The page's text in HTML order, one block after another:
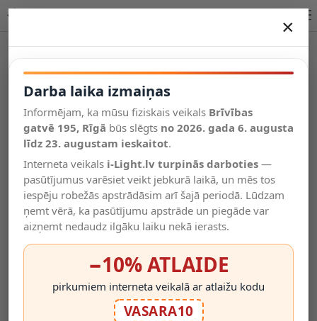
Salīdzināt
Vēlmju
saraksts
Valodas
×
Darba laika izmaiņas
Informējam, ka mūsu fiziskais veikals Brīvības
gatvē 195, Rīgā būs slēgts no 2026. gada 6. augusta
līdz 23. augustam ieskaitot.
Interneta veikals i-Light.lv turpinās darboties —
pasūtījumus varēsiet veikt jebkurā laikā, un mēs tos
iespēju robežās apstrādāsim arī šajā periodā. Lūdzam
ņemt vērā, ka pasūtījumu apstrāde un piegāde var
aizņemt nedaudz ilgāku laiku nekā ierasts.
−10% ATLAIDE
pirkumiem interneta veikalā ar atlaižu kodu
VASARA10